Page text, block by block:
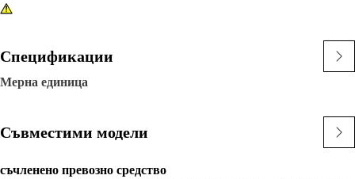
Спецификации
Мерна единица
Съвместими модели
съчленено превозно средство